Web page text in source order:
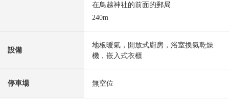
在鳥越神社的前面的郵局
240m
設備
地板暖氣，開放式廚房，浴室換氣乾燥
機，嵌入式衣櫃
停車場 無空位